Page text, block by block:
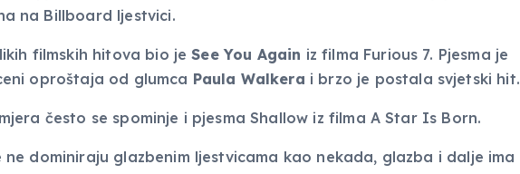
na Billboard ljestvici.
filmskih hitova bio je See You Again iz filma Furious 7. Pjesma je
oproštaja od glumca Paula Walkera i brzo je postala svjetski hit.
često se spominje i pjesma Shallow iz filma A Star Is Born.
ne dominiraju glazbenim ljestvicama kao nekada, glazba i dalje ima